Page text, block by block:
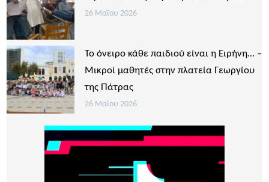
26 Μαΐου 2026
Το όνειρο κάθε παιδιού είναι η Ειρήνη… –
Μικροί μαθητές στην πλατεία Γεωργίου
της Πάτρας
26 Μαΐου 2026